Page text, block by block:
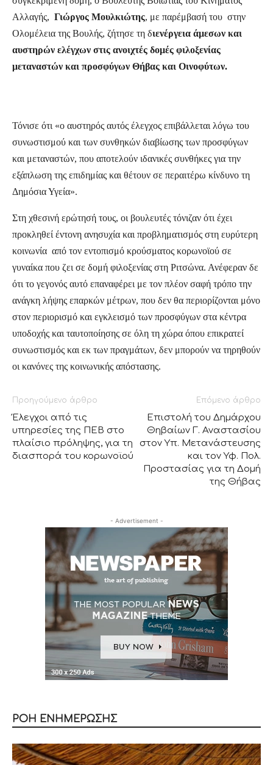
Αλλαγής, Γιώργος Μουλκιώτης, με παρέμβασή του στην
Ολομέλεια της Βουλής, ζήτησε τη διενέργεια άμεσων και
αυστηρών ελέγχων στις ανοιχτές δομές φιλοξενίας
μεταναστών και προσφύγων Θήβας και Οινοφύτων.
Τόνισε ότι «ο αυστηρός αυτός έλεγχος επιβάλλεται λόγω του
συνωστισμού και των συνθηκών διαβίωσης των προσφύγων
και μεταναστών, που αποτελούν ιδανικές συνθήκες για την
εξάπλωση της επιδημίας και θέτουν σε περαιτέρω κίνδυνο τη
Δημόσια Υγεία».
Στη χθεσινή ερώτησή τους, οι βουλευτές τόνιζαν ότι έχει
προκληθεί έντονη ανησυχία και προβληματισμός στη ευρύτερη
κοινωνία από τον εντοπισμό κρούσματος κορωνοϊού σε
γυναίκα που ζει σε δομή φιλοξενίας στη Ριτσώνα. Ανέφεραν δε
ότι το γεγονός αυτό επαναφέρει με τον πλέον σαφή τρόπο την
ανάγκη λήψης επαρκών μέτρων, που δεν θα περιορίζονται μόνο
στον περιορισμό και εγκλεισμό των προσφύγων στα κέντρα
υποδοχής και ταυτοποίησης σε όλη τη χώρα όπου επικρατεί
συνωστισμός και εκ των πραγμάτων, δεν μπορούν να τηρηθούν
οι κανόνες της κοινωνικής απόστασης.
Προηγούμενο άρθρο
Έλεγχοι από τις
υπηρεσίες της ΠΕΒ στο
πλαίσιο πρόληψης, για τη
διασπορά του κορωνοϊού
Επόμενο άρθρο
Επιστολή του Δημάρχου
Θηβαίων Γ. Αναστασίου
στον Υπ. Μετανάστευσης
και τον Υφ. Πολ.
Προστασίας για τη Δομή
της Θήβας
- Advertisement -
ΡΟΗ ΕΝΗΜΕΡΩΣΗΣ